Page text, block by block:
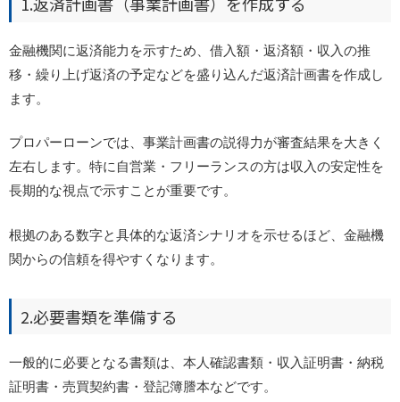
金融機関に返済能力を示すため、借入額・返済額・収入の推
移・繰り上げ返済の予定などを盛り込んだ返済計画書を作成し
ます。
プロパーローンでは、事業計画書の説得力が審査結果を大きく
左右します。特に自営業・フリーランスの方は収入の安定性を
長期的な視点で示すことが重要です。
根拠のある数字と具体的な返済シナリオを示せるほど、金融機
関からの信頼を得やすくなります。
2.必要書類を準備する
一般的に必要となる書類は、本人確認書類・収入証明書・納税
証明書・売買契約書・登記簿謄本などです。